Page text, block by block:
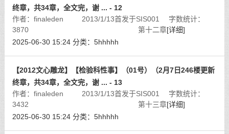
终章，共34章，全文完，谢 ... - 12
作者：finaleden 2013/1/13首发于SIS001 字数统计：
3870 第十二章[详细]
2025-06-30 15:24 分类： 5hhhhh
【2012文心雕龙】【检验科性事】（01号）（2月7日246楼更新
终章，共34章，全文完，谢 ... - 13
作者：finaleden 2013/1/13首发于SIS001 字数统计：
3432 第十三章[详细]
2025-06-30 15:24 分类： 5hhhhh